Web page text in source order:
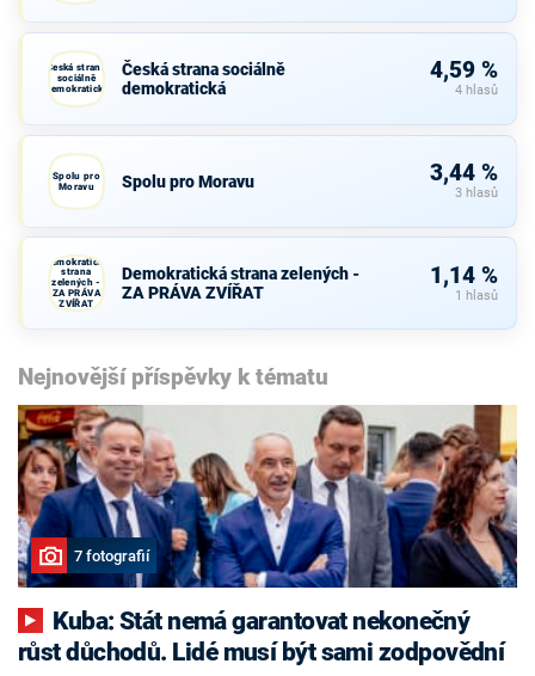
Česká strana
sociálně
demokratická
Česká strana sociálně
demokratická
4,59 %
4 hlasů
Spolu pro
Moravu
Spolu pro Moravu 3,44 %
3 hlasů
Demokratická
strana
zelených -
ZA PRÁVA
ZVÍŘAT
Demokratická strana zelených -
ZA PRÁVA ZVÍŘAT
1,14 %
1 hlasů
Nejnovější příspěvky k tématu
7 fotografií
růst důchodů. Lidé musí být sami zodpovědní